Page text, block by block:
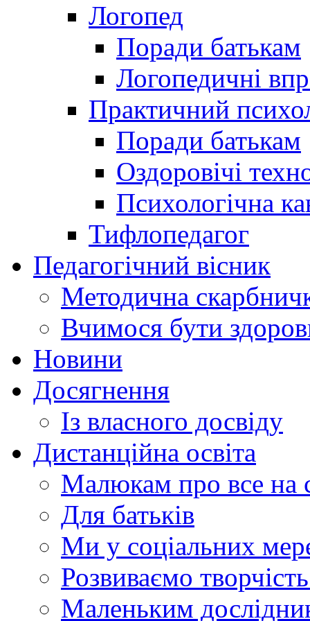
Логопед
Поради батькам
Логопедичні
Практичний
Поради батькам
Оздоровічі
Психологічна
Тифлопедагог
Педагогічний вісник
Методична
Вчимося бути
Новини
Досягнення
Із власного досвіду
Дистанційна освіта
Малюкам про все на
Для батьків
Ми у соціальних
Розвиваємо
Маленьким